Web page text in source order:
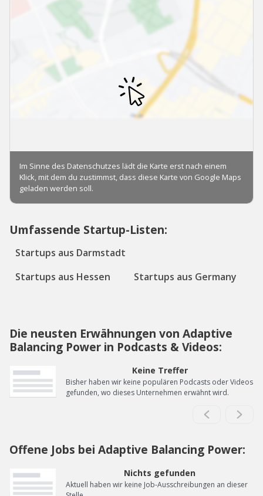
Umfassende Startup-Listen:
Startups aus Darmstadt
Startups aus Hessen
Startups aus Germany
Die neusten Erwähnungen von Adaptive
Balancing Power in Podcasts & Videos:
Keine Treffer
Bisher haben wir keine populären Podcasts oder Videos
gefunden, wo dieses Unternehmen erwähnt wird.
Offene Jobs bei Adaptive Balancing Power:
Nichts gefunden
Aktuell haben wir keine Job-Ausschreibungen an dieser